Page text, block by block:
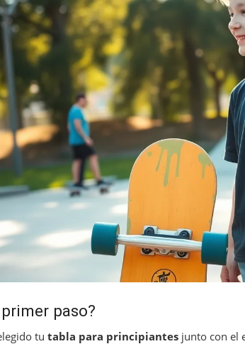
paso?
tu tabla para principiantes junto con el